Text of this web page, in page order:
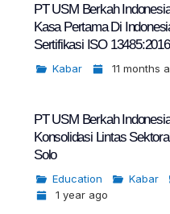
PT USM Berkah
Kasa Pertama Di
Sertifikasi ISO 13485:2016
Kabar 11 months
PT USM Berkah
Konsolidasi Lintas
Solo
Education Kabar
1 year ago